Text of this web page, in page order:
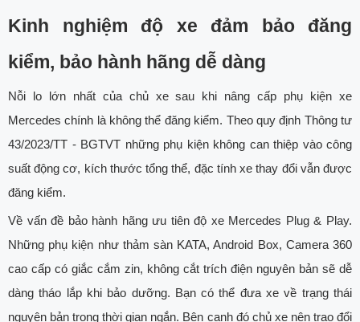
Kinh nghiệm độ xe đảm bảo đăng
kiểm, bảo hành hãng dễ dàng
Nỗi lo lớn nhất của chủ xe sau khi nâng cấp phụ kiện xe
Mercedes chính là không thể đăng kiểm. Theo quy định Thông tư
43/2023/TT - BGTVT những phụ kiện không can thiệp vào công
suất động cơ, kích thước tổng thể, đặc tính xe thay đổi vẫn được
đăng kiểm.
Về vấn đề bảo hành hãng ưu tiên độ xe Mercedes Plug & Play.
Những phụ kiện như thảm sàn KATA, Android Box, Camera 360
cao cấp có giắc cắm zin, không cắt trích điện nguyên bản sẽ dễ
dàng tháo lắp khi bảo dưỡng. Bạn có thể đưa xe về trạng thái
nguyên bản trong thời gian ngắn. Bên cạnh đó chủ xe nên trao đổi